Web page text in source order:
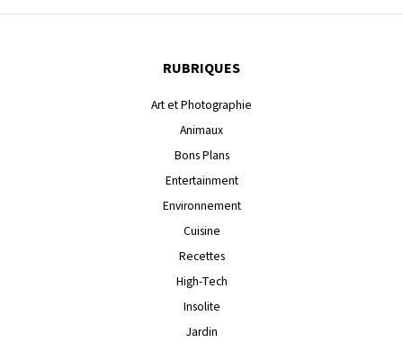
RUBRIQUES
Art et Photographie
Animaux
Bons Plans
Entertainment
Environnement
Cuisine
Recettes
High-Tech
Insolite
Jardin